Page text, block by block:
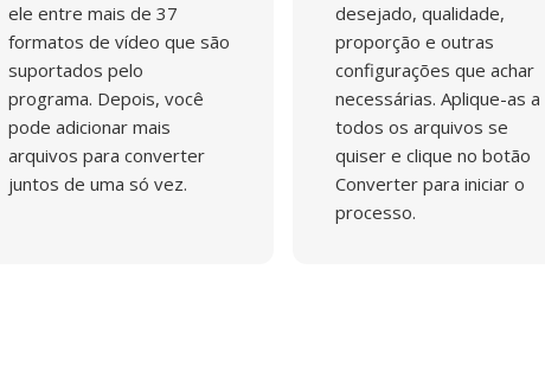
ele entre mais de 37
formatos de vídeo que são
suportados pelo
programa. Depois, você
pode adicionar mais
arquivos para converter
juntos de uma só vez.
desejado, qualidade,
proporção e outras
configurações que achar
necessárias. Aplique-as a
todos os arquivos se
quiser e clique no botão
Converter para iniciar o
processo.